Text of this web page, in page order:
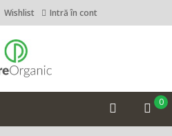
Wishlist Intră în cont
0